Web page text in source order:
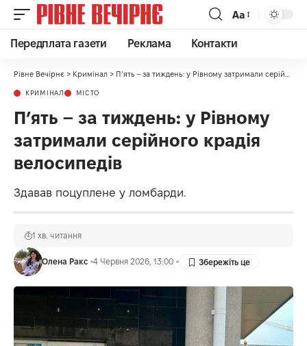
Аа
Передплата газети Реклама Контакти
Рівне Вечірнє > Кримінал > П’ять – за тиждень: у Рівному затримали серійного крадія велосипедів
КРИМІНАЛ МІСТО
П’ять – за тиждень: у Рівному
затримали серійного крадія
велосипедів
Здавав поцуплене у ломбарди.
Олена Ракс 4 Червня 2026, 13:00
1 хв. читання